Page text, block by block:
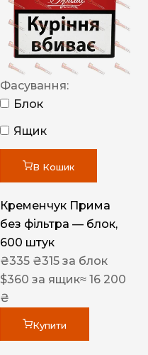
Фасування:
Блок
Ящик
В Кошик
Кременчук Прима
без фільтра — блок,
600 штук
₴335 ₴315 за блок
$360 за ящик≈ 16 200
₴
Купити